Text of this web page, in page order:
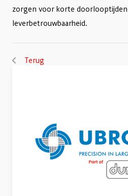
zorgen voor korte
leverbetrouwbaarheid.
Terug